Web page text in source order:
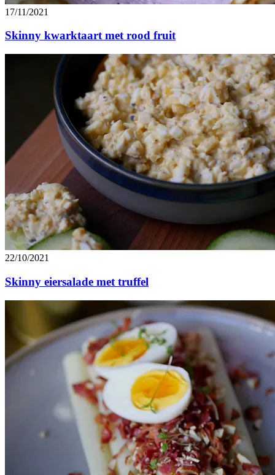
17/11/2021
Skinny kwarktaart met rood fruit
22/10/2021
Skinny eiersalade met truffel